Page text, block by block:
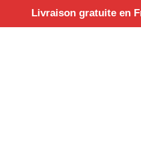
Livraison gratuite en